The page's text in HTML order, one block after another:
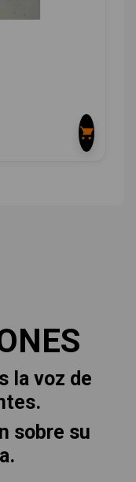
la voz de
sobre su